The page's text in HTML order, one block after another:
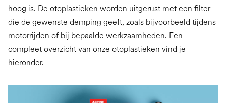
hoog is. De otoplastieken worden uitgerust met een filter
die de gewenste demping geeft, zoals bijvoorbeeld tijdens
motorrijden of bij bepaalde werkzaamheden. Een
compleet overzicht van onze otoplastieken vind je
hieronder.